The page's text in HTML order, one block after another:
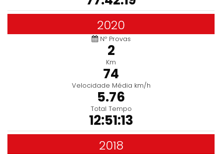
2020
Nº Provas
2
Km
74
Velocidade Média km/h
5.76
Total Tempo
12:51:13
2018